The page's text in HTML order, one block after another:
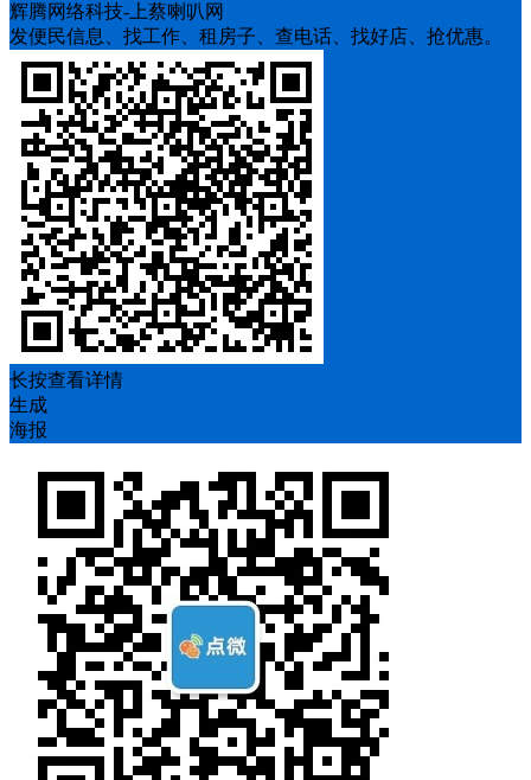
辉腾网络科技-上蔡喇叭网
发便民信息、找工作、租房子、查电话、找好店、抢优惠。
长按查看详情
生成
海报